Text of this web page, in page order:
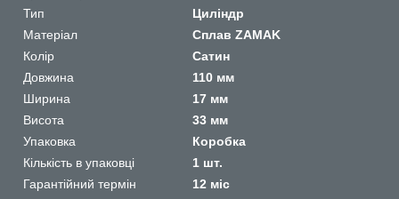
Тип
Циліндр
Матеріал
Сплав ZAMAK
Колір
Сатин
Довжина
110 мм
Ширина
17 мм
Висота
33 мм
Упаковка
Коробка
Кількість в упаковці
1 шт.
Гарантійний термін
12 міс